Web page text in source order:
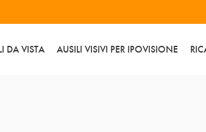
DA VISTA AUSILI VISIVI PER IPOVISIONE